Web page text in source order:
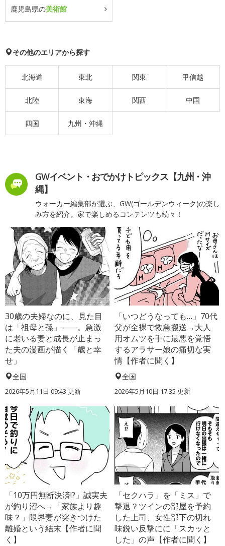
鹿児島県の美術館
その他のエリアから探す
北海道 東北 関東 甲信越
北陸 東海 関西 中国
四国 九州・沖縄
GWイベント・おでかけトピックス【九州・沖
縄】
ウォーカー編集部が選ぶ、GW(ゴールデンウィーク)の楽し
み方を紹介。家で楽しめるコンテンツも続々！
30歳の夫婦なのに、見た目
は「祖母と孫」――。急激
に老いる妻と成長が止まっ
た夫の漫画が描く「歳と幸
せ」
全国
2026年5月11日 09:43 更新
「いつどうなっても…」70代
父が全裸で救急搬送→大人
用オムツを手に最悪を覚悟
するアラサー娘の痛切な実
情【作者に聞く】
全国
2026年5月10日 17:35 更新
「10万円無断決済!?」誠実夫
が釣り沼へ→「家族より趣
味？」限界妻が突きつけた
離婚という結末【作者に聞
く】
「セクハラ」を「ミス」で
撃退？ツインの部屋を予約
した上司、女性部下の切れ
味鋭い反撃にに「スカッと
した」の声【作者に聞く】